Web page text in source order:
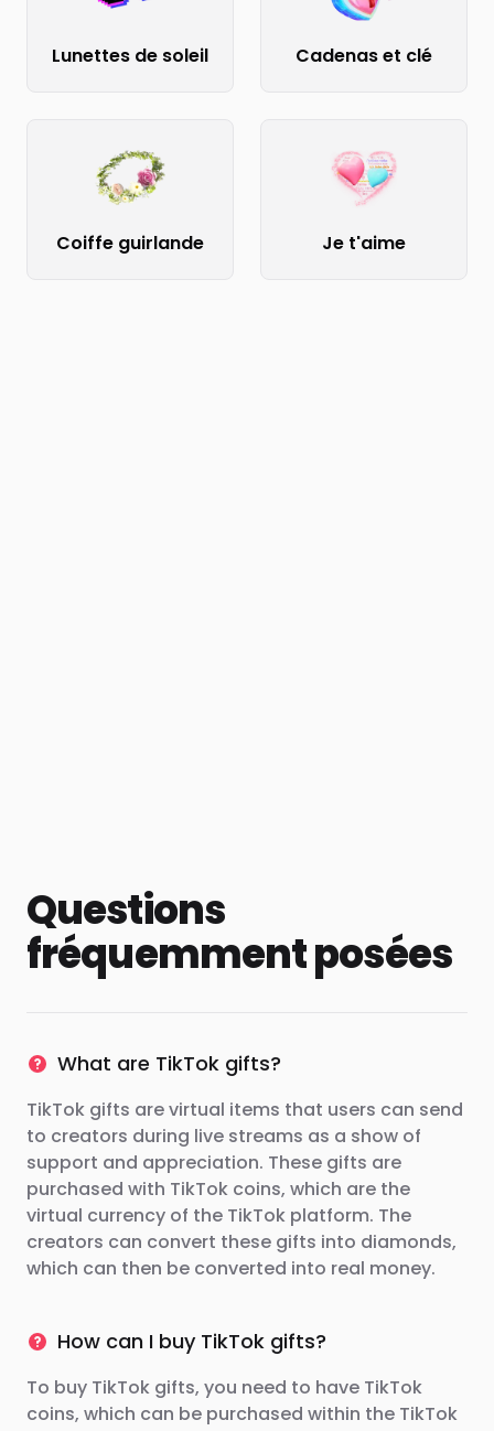
Lunettes de soleil Cadenas et clé
Coiffe guirlande Je t'aime
Questions
fréquemment posées
What are TikTok gifts?
TikTok gifts are virtual items that users can send
to creators during live streams as a show of
support and appreciation. These gifts are
purchased with TikTok coins, which are the
virtual currency of the TikTok platform. The
creators can convert these gifts into diamonds,
which can then be converted into real money.
How can I buy TikTok gifts?
To buy TikTok gifts, you need to have TikTok
coins, which can be purchased within the TikTok